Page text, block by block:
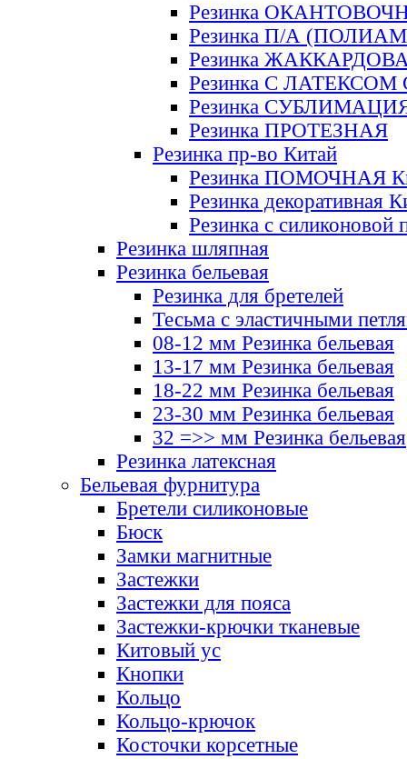
Резинка
Резинка П/А
Резинка
Резинка С ЛАТЕКСОМ
Резинка
Резинка ПРОТЕЗНАЯ
Резинка пр-во Китай
Резинка ПОМОЧНАЯ
Резинка декоративная
Резинка с силиконовой
Резинка шляпная
Резинка бельевая
Резинка для бретелей
Тесьма с эластичными
08-12 мм Резинка бельевая
13-17 мм Резинка бельевая
18-22 мм Резинка бельевая
23-30 мм Резинка бельевая
32 =>> мм Резинка бельевая
Резинка латексная
Бельевая фурнитура
Бретели силиконовые
Бюск
Замки магнитные
Застежки
Застежки для пояса
Застежки-крючки тканевые
Китовый ус
Кнопки
Кольцо
Кольцо-крючок
Косточки корсетные